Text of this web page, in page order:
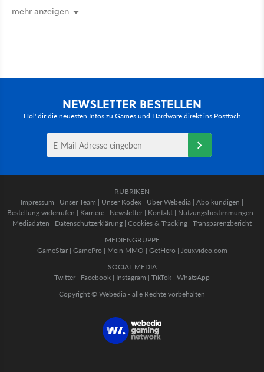
mehr anzeigen
NEWSLETTER BESTELLEN
Hol' dir die neuesten Infos zu Games und Hardware direkt ins Postfach
RUBRIKEN
Impressum | Unser Team | Unser Kodex | Über Webedia | Abo kündigen |
Bestellung widerrufen | Karriere | Newsletter | Kontakt | Nutzungsbestimmungen |
Mediadaten | Datenschutzerklärung | Cookies & Tracking | Transparenzbericht
MEDIENGRUPPE
GameStar| GamePro | Mein MMO | GetHero | Jeuxvideo.com
SOCIAL MEDIA
Twitter | Facebook | Instagram | TikTok | WhatsApp
Copyright © Webedia - alle Rechte vorbehalten